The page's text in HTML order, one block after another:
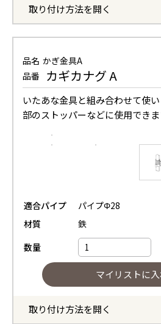
取り付け方法を開く
品名 かぎ金具A
品番
カギカナグ A
いたあな金具と組み合わせて使
部のストッパーなどに使用できま
適合パイプ
パイプΦ28
材質
鉄
数量
取り付け方法を開く